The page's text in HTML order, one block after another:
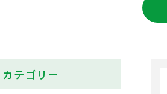
カテゴリー